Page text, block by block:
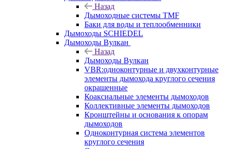
Назад
Дымоходные системы TMF
Баки для воды и теплообменники
Дымоходы SCHIEDEL
Дымоходы Вулкан
Назад
Дымоходы Вулкан
VBR:одноконтурные и двухконтурные
элементы дымохода круглого сечения
окрашенные
Коаксиальные элементы дымоходов
Коллективные элементы дымоходов
Кронштейны и основания к опорам
дымоходов
Одноконтурная система элементов
круглого сечения